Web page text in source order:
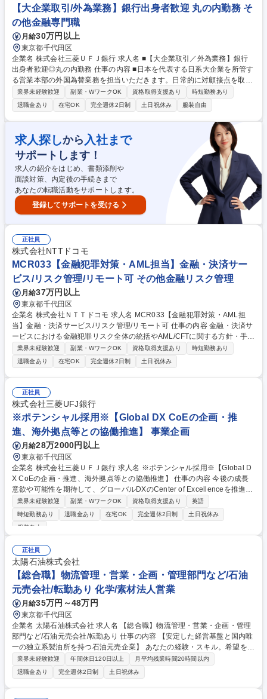
するやりがいのある営業です ■弊社は海外でも殺虫剤事業を展開しており
ます。将来的には海外営業としてのキャリア構築も可能です。 募集職種
【東京】提案営業★アルコール除菌、殺虫剤でお馴染みのフマキラー ◎W
EB面接可
【大企業取引/外為業務】銀行出身者歓迎 丸の内勤務 そ
の他金融専門職
月給30万円以上
東京都千代田区
企業名 株式会社三菱ＵＦＪ銀行 求人名 ■【大企業取引／外為業務】銀行
出身者歓迎◎丸の内勤務 仕事の内容 ■日本を代表する日系大企業を所管す
る営業本部の外国為替業務を担当いただきます。日常的に対顧接点を取り
ながら業務を推進いただきます。 ■営業本部取引先のニーズにお応えすべ
く、マルチタスクをスピーディかつ正確に進め、安定的かつ高品質な事務
提供がミッションです。 ■メール、電話等による顧客応対・事務効率化交
渉も業務となります。 募集職種 ■【大企業取引／外為業務】銀行出身者歓
迎◎丸の内勤務
業界未経験歓迎 副業・WワークOK 資格取得支援あり
時短勤務あり
退職金あり
在宅OK 完全週休2日制 土日祝休み 服装自由
求人探しから 入社まで
サポートします！
求人の紹介をはじめ、書類添削や
面談対策、内定後の手続きまで
あなたの転職活動をサポートします。
登録してサポートを受ける
正社員
株式会社NTTドコモ
MCR033【金融犯罪対策・AML担当】金融・決済サー
ビス/リスク管理/リモート可 その他金融リスク管理
月給37万円以上
東京都千代田区
企業名 株式会社ＮＴＴドコモ 求人名 MCR033【金融犯罪対策・AML担
当】金融・決済サービス/リスク管理/リモート可 仕事の内容 金融・決済サ
ービスにおける金融犯罪リスク全体の統括やAML/CFTに関する方針・手
続・管理態勢の企画など、ドコモの金融・決済サービスにおける「安心・
安全」と「信頼」を支える業務をお任せします。 ■ AML/CFTに関するリ
スク評価および管理態勢の高度化 ■ 顧客管理、取引モニタリング、フィル
タリング等の運用・有効性検証 ■ 新サービス・新機能導入時のAML・犯収
法観点での確認・助言 ■ 疑わしい取引に関する分析および届出対応 ■ 事業
部門・システム部門・外部機関との連携 ■ AML関連ルール・手続の整備お
よび社内浸透支援 募集職種 MCR033【金融犯罪対策・AML担当】金融・
決済サービス/リスク管理/リモート可
業界未経験歓迎 副業・WワークOK 資格取得支援あり
時短勤務あり
退職金あり
在宅OK 完全週休2日制 土日祝休み
正社員
株式会社三菱UFJ銀行
※ポテンシャル採用※【Global DX CoEの企画・推
進、海外拠点等との協働推進】 事業企画
月給28万2000円以上
東京都千代田区
企業名 株式会社三菱ＵＦＪ銀行 求人名 ※ポテンシャル採用※【Global D
X CoEの企画・推進、海外拠点等との協働推進】 仕事の内容 今後の成長
意欲や可能性を期待して、グローバルDXのCenter of Excellenceを推進す
るチームの一員として、企画運営、海外拠点・海外グループ会社との協働
推進、プロジェクトマネジメントに従事いただきます。 【魅力】■BPRの
基本的な考え方にも触れて頂きつつ、邦銀随一の海外ネットワークを誇る
わることが出来ます。 ■服装は通年カジュアル、在宅勤務は50％以上、休
暇はもちろん、育休を取る方が多くいます。 ■中途採用も多く、全体の20
～30％が中途採用者となり、今後更に拡大予定。DX人材に特化した人事
制度があります。 募集職種 ※ポテンシャル採用※【Global DX CoEの企
画・推進、海外拠点等との協働推進】
業界未経験歓迎 副業・WワークOK 資格取得支援あり
英語
時短勤務あり
退職金あり 在宅OK 完全週休2日制
土日祝休み
服装自由
正社員
太陽石油株式会社
【総合職】物流管理・営業・企画・管理部門など/石油
元売会社/転勤あり 化学/素材法人営業
月給35万円～48万円
東京都千代田区
企業名 太陽石油株式会社 求人名 【総合職】物流管理・営業・企画・管理
部門など/石油元売会社/転勤あり 仕事の内容 【安定した経営基盤と国内唯
一の独立系製油所を持つ石油元売企業】 あなたの経験・スキル。希望を最
大限考慮し、以下いずれかの業務をご担当いただきます！未経験者もしっ
かりサポートしますのでご安心ください。 ■需供・物流・需給調整/石油製
品・機材の調達/受発注および入出荷管理 ■石油製品営業・既存顧客対応/
ガソリンスタンドへのサポート業務/新規開拓など■原油調達・原油製品原
業界未経験歓迎 年間休日120日以上
月平均残業時間20時間以内
退職金あり
完全週休2日制 土日祝休み